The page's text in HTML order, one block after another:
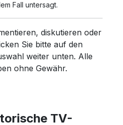
Fall untersagt.
diskutieren oder
Sie bitte auf den
weiter unten. Alle
ohne Gewähr.
TV-